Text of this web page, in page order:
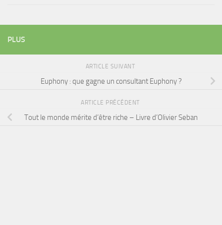
PLUS
ARTICLE SUIVANT
Euphony : que gagne un consultant Euphony ?
ARTICLE PRÉCÉDENT
Tout le monde mérite d’être riche – Livre d’Olivier Seban